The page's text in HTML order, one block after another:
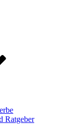
Ratgeber